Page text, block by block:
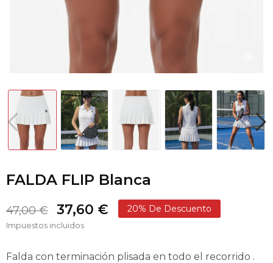
FALDA FLIP Blanca
47,00 € 37,60 € 20% De Descuento
Impuestos incluidos
Falda con terminación plisada en todo el recorrido .